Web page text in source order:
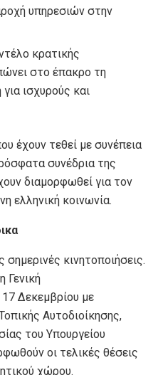
υπηρεσιών στην
κρατικής
στο έπακρο τη
ισχυρούς και
έχουν τεθεί με συνέπεια
συνέδρια της
διαμορφωθεί για τον
ελληνική κοινωνία.
κινητοποιήσεις.
Γενική
17 Δεκεμβρίου με
Αυτοδιοίκησης,
του Υπουργείου
οι τελικές θέσεις
χώρου.